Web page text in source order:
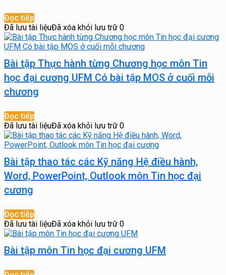
Đọc tiếp
Đã lưu tài liệuĐã xóa khỏi lưu trữ 0
Bài tập Thực hành từng Chương học môn Tin
học đại cương UFM Có bài tập MOS ở cuối mỗi
chương
Đọc tiếp
Đã lưu tài liệuĐã xóa khỏi lưu trữ 0
Bài tập thao tác các Kỹ năng Hệ điều hành,
Word, PowerPoint, Outlook môn Tin học đại
cương
Đọc tiếp
Đã lưu tài liệuĐã xóa khỏi lưu trữ 0
Bài tập môn Tin học đại cương UFM